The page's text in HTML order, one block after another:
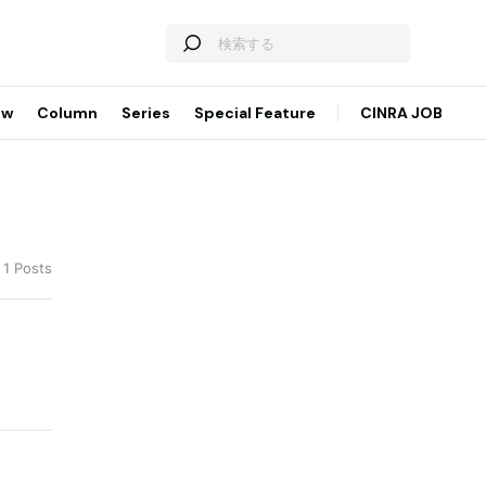
Column Series Special Feature CINRA JOB
Posts